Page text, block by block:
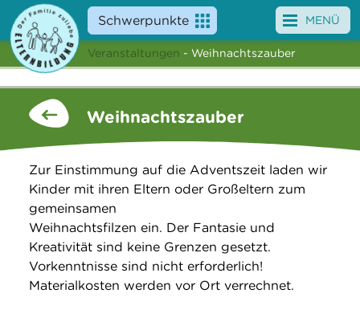
Schwerpunkte
Angebote
Veranstaltungen
Service
Über uns
Suche
MENÜ
Veranstaltungen - Weihnachtszauber
Weihnachtszauber
Zur Einstimmung auf die Adventszeit laden wir
Kinder mit ihren Eltern oder Großeltern zum
gemeinsamen
Weihnachtsfilzen ein. Der Fantasie und
Kreativität sind keine Grenzen gesetzt.
Vorkenntnisse sind nicht erforderlich!
Materialkosten werden vor Ort verrechnet.